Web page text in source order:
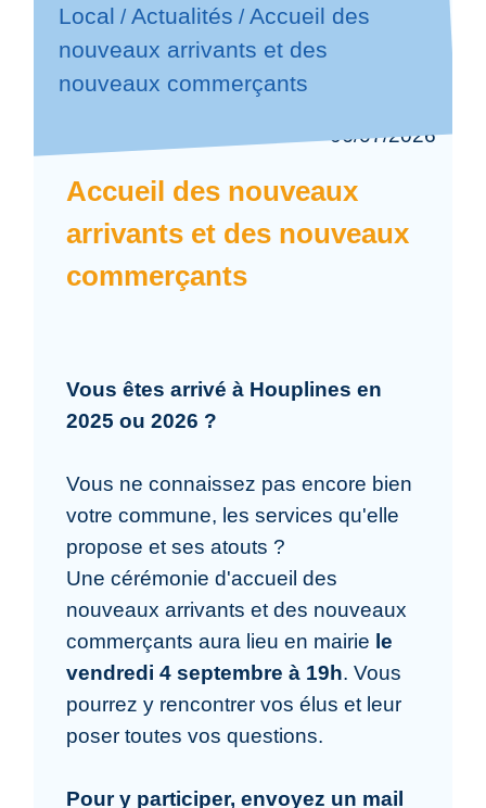
Local / Actualités / Accueil des
nouveaux arrivants et des
nouveaux commerçants
06/07/2026
Accueil des nouveaux
arrivants et des nouveaux
commerçants
Vous êtes arrivé à Houplines en
2025 ou 2026 ?
Vous ne connaissez pas encore bien
votre commune, les services qu'elle
propose et ses atouts ?
Une cérémonie d'accueil des
nouveaux arrivants et des nouveaux
commerçants aura lieu en mairie le
vendredi 4 septembre à 19h. Vous
pourrez y rencontrer vos élus et leur
poser toutes vos questions.
Pour y participer, envoyez un mail